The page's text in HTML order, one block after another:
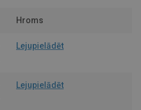
Hroms
Lejupielādēt
Lejupielādēt